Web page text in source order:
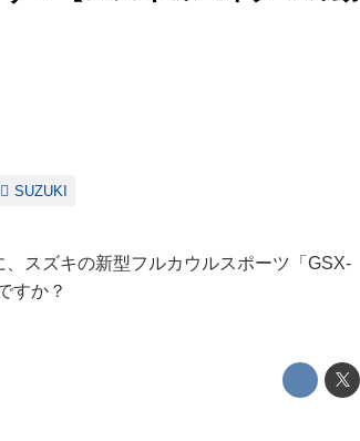
SUZUKI
スズキの新型フルカウルスポーツ「GSX-
すか？